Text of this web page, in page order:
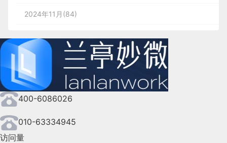
2024年11月(84)
2024年9月(144)
2024年8月(164)
2024年7月(107)
2024年6月(63)
400-6086026
010-63334945
访问量